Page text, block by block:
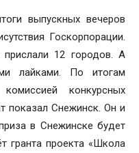
выпускных вечеров
Госкорпорации.
12 городов. А
лайками. По итогам
конкурсных
показал Снежинск. Он и
в Снежинске будет
гранта проекта «Школа